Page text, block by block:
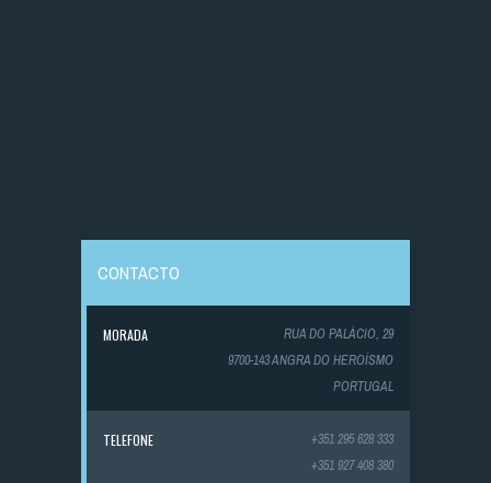
CONTACTO
MORADA
RUA DO PALÁCIO, 29
9700-143 ANGRA DO HEROÍSMO
PORTUGAL
TELEFONE
+351 295 628 333
+351 927 408 380